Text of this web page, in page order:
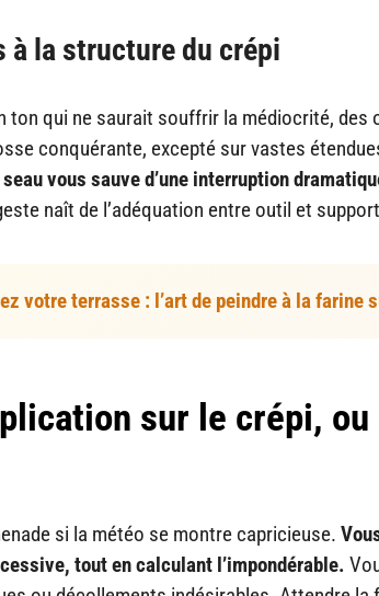
la structure du crépi
ton qui ne saurait souffrir la médiocrité,
conquérante, excepté sur vastes
vous sauve d’une interruption
naît de l’adéquation entre outil et
votre terrasse : l’art de peindre à la farine
sur le crépi,
si la météo se montre capricieuse.
tout en calculant l’impondérable.